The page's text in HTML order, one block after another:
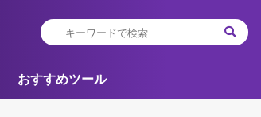
おすすめツール